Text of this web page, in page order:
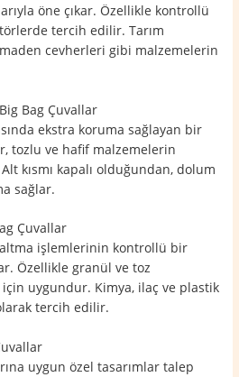
öne çıkar. Özellikle kontrollü
tercih edilir. Tarım
cevherleri gibi malzemelerin
Bag Çuvallar
ekstra koruma sağlayan bir
tozlu ve hafif malzemelerin
kısmı kapalı olduğundan, dolum
sağlar.
Çuvallar
işlemlerinin kontrollü bir
Özellikle granül ve toz
uygundur. Kimya, ilaç ve plastik
tercih edilir.
uygun özel tasarımlar talep